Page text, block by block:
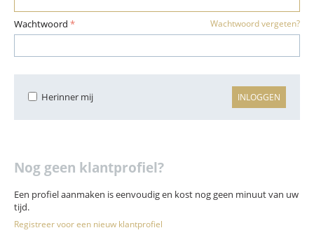
Wachtwoord Wachtwoord vergeten?
INLOGGEN
Herinner mij
Nog geen klantprofiel?
Een profiel aanmaken is eenvoudig en kost nog geen minuut van uw
tijd.
Registreer voor een nieuw klantprofiel